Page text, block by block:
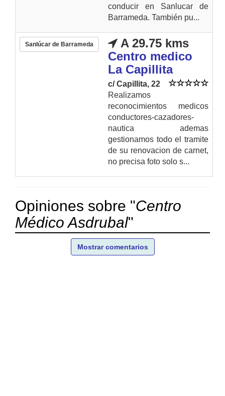
conducir en Sanlucar de
Barrameda. También pu...
Sanlúcar de Barrameda
A 29.75 kms
Centro medico
La Capillita
c/ Capillita, 22
Realizamos
reconocimientos medicos
conductores-cazadores-
nautica ademas
gestionamos todo el tramite
de su renovacion de carnet,
no precisa foto solo s...
Opiniones sobre "Centro
Médico Asdrubal"
Mostrar comentarios